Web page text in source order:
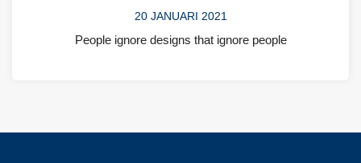
20 JANUARI 2021
People ignore designs that ignore people